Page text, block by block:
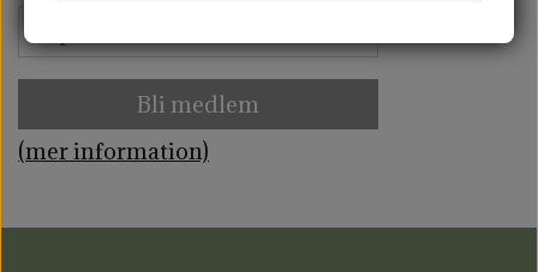
Bli medlem
(mer information)